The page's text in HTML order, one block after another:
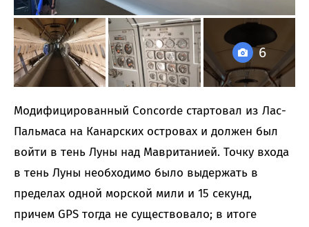
6
Модифицированный Concorde стартовал из Лас-
Пальмаса на Канарских островах и должен был
войти в тень Луны над Мавританией. Точку входа
в тень Луны необходимо было выдержать в
пределах одной морской мили и 15 секунд,
причем GPS тогда не существовало; в итоге